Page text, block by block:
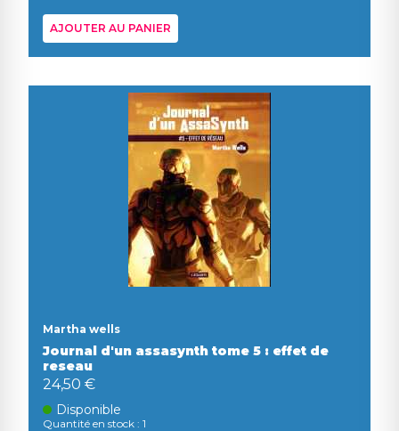
AJOUTER AU PANIER
Martha wells
Journal d'un assasynth tome 5 : effet de
reseau
24,50 €
Disponible
Quantité en stock : 1